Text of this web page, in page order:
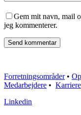
Gem mit navn, mail
jeg kommenterer.
Send kommentar
Forretningsområder•
Medarbejdere • Karriere
Linkedin